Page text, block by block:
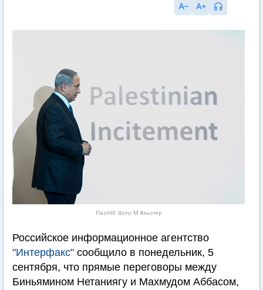
Flash90. Фото: М.Альстер
Российское информационное агентство
"Интерфакс" сообщило в понедельник, 5
сентября, что прямые переговоры между
Биньямином Нетаниягу и Махмудом Аббасом,